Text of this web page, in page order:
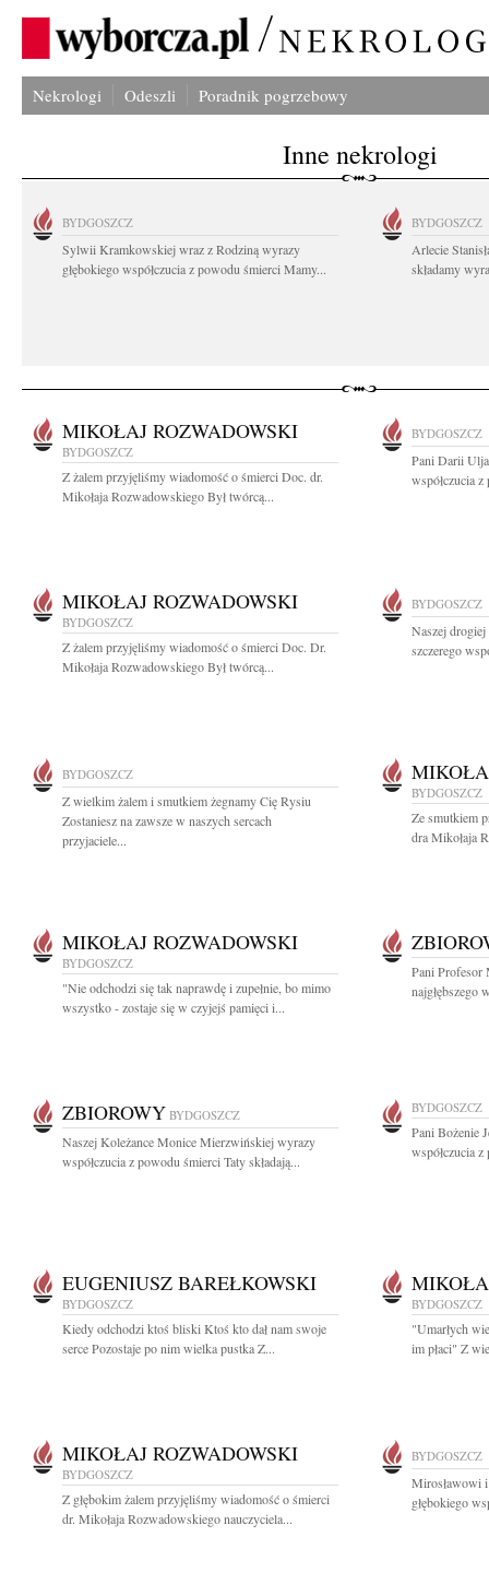
Nekrologi Odeszli Poradnik pogrzebowy
Inne nekrologi
BYDGOSZCZ
Sylwii Kramkowskiej wraz z Rodziną wyrazy
głębokiego współczucia z powodu śmierci Mamy...
BYDGOSZCZ
Arlecie
składamy
MIKOŁAJ ROZWADOWSKI
BYDGOSZCZ
Z żalem przyjęliśmy wiadomość o śmierci Doc. dr.
Mikołaja Rozwadowskiego Był twórcą...
BYDGOSZCZ
Pani Darii
współczucia
MIKOŁAJ ROZWADOWSKI
BYDGOSZCZ
Z żalem przyjęliśmy wiadomość o śmierci Doc. Dr.
Mikołaja Rozwadowskiego Był twórcą...
BYDGOSZCZ
Naszej
szczerego
BYDGOSZCZ
Z wielkim żalem i smutkiem żegnamy Cię Rysiu
Zostaniesz na zawsze w naszych sercach
przyjaciele...
BYDGOSZCZ
Ze smutkiem
dra Mikołaja
MIKOŁAJ ROZWADOWSKI
BYDGOSZCZ
"Nie odchodzi się tak naprawdę i zupełnie, bo mimo
wszystko - zostaje się w czyjejś pamięci i...
Pani Profesor
najgłębszego
ZBIOROWY BYDGOSZCZ
Naszej Koleżance Monice Mierzwińskiej wyrazy
współczucia z powodu śmierci Taty składają...
BYDGOSZCZ
Pani Bożenie
współczucia
EUGENIUSZ BAREŁKOWSKI
BYDGOSZCZ
Kiedy odchodzi ktoś bliski Ktoś kto dał nam swoje
serce Pozostaje po nim wielka pustka Z...
BYDGOSZCZ
"Umarłych
im płaci" Z
MIKOŁAJ ROZWADOWSKI
BYDGOSZCZ
Z głębokim żalem przyjęliśmy wiadomość o śmierci
dr. Mikołaja Rozwadowskiego nauczyciela...
BYDGOSZCZ
Mirosławowi
głębokiego